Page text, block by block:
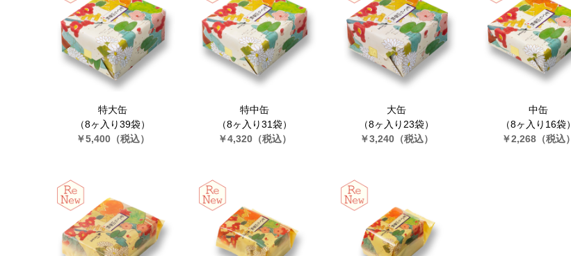
特大缶
（8ヶ入り39袋）
￥5,400 （税込）
特中缶
（8ヶ入り31袋）
￥4,320 （税込）
大缶
（8ヶ入り23袋）
￥3,240 （税込）
中缶
（8ヶ入り16袋）
￥2,268 （税込）